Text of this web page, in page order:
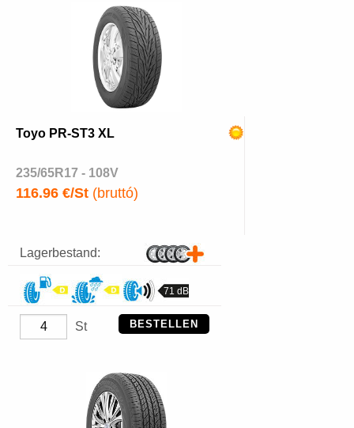
Toyo PR-ST3 XL
235/65R17 - 108V
116.96 €/St (bruttó)
Lagerbestand:
71 dB
St BESTELLEN